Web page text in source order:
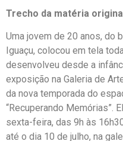
Trecho da matéria
Uma jovem de 20 anos, do
Iguaçu, colocou em tela
desenvolveu desde a
exposição na Galeria de
da nova temporada do
“Recuperando Memórias”.
sexta-feira, das 9h às
até o dia 10 de julho, na